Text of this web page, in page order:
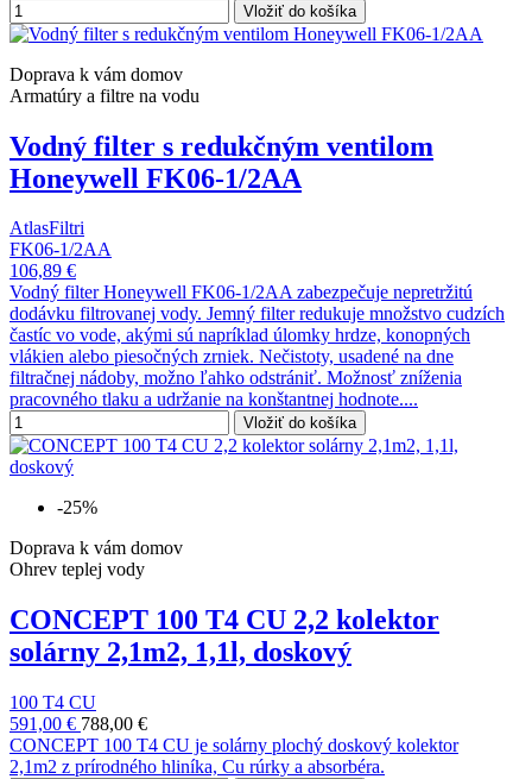
Vložiť do košíka
Doprava k vám domov
Armatúry a filtre na vodu
Vodný filter s redukčným ventilom
Honeywell FK06-1/2AA
AtlasFiltri
FK06-1/2AA
106,89 €
Vodný filter Honeywell FK06-1/2AA zabezpečuje nepretržitú
dodávku filtrovanej vody. Jemný filter redukuje množstvo cudzích
častíc vo vode, akými sú napríklad úlomky hrdze, konopných
vlákien alebo piesočných zrniek. Nečistoty, usadené na dne
filtračnej nádoby, možno ľahko odstrániť. Možnosť zníženia
pracovného tlaku a udržanie na konštantnej hodnote....
Vložiť do košíka
-25%
Doprava k vám domov
Ohrev teplej vody
CONCEPT 100 T4 CU 2,2 kolektor
solárny 2,1m2, 1,1l, doskový
100 T4 CU
591,00 € 788,00 €
CONCEPT 100 T4 CU je solárny plochý doskový kolektor
2,1m2 z prírodného hliníka, Cu rúrky a absorbéra.